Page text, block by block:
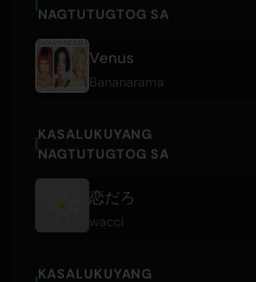
NAGTUTUGTOG SA
Venus
Bananarama
KASALUKUYANG
NAGTUTUGTOG SA
恋だろ
wacci
KASALUKUYANG